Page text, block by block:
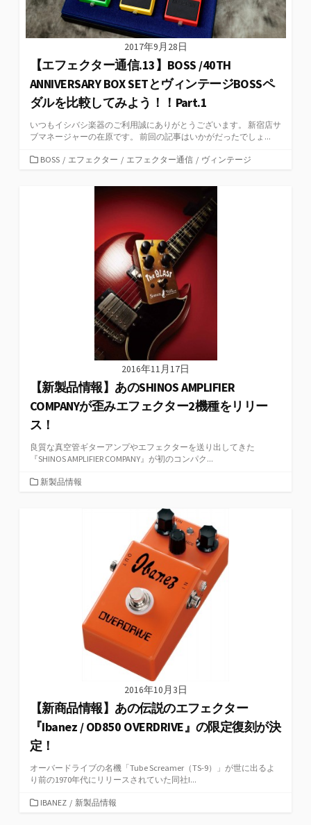
2017年9月28日
【エフェクター通信.13】BOSS /40TH
ANNIVERSARY BOX SETとヴィンテージBOSSペ
ダルを比較してみよう！！Part.1
いつもイシバシ楽器のご利用誠にありがとうございます。 新宿店サ
ブマネージャーの在原です。 前回の記事はいかがだったでしょ...
カBOSS / エフェクター / エフェクター通信 / ヴィンテージ
2016年11月17日
【新製品情報】あのSHINOS AMPLIFIER
COMPANYが歪みエフェクター2機種をリリー
ス！
良質な真空管ギターアンプやエフェクターを送り出してきた
『SHINOS AMPLIFIER COMPANY』が初のコンパク...
カ新製品情報
2016年10月3日
【新商品情報】あの伝説のエフェクター
『Ibanez / OD850 OVERDRIVE』の限定復刻が決
定！
オーバードライブの名機「Tube Screamer（TS-9）」が世に出るよ
り前の1970年代にリリースされていた同社I...
カIBANEZ / 新製品情報